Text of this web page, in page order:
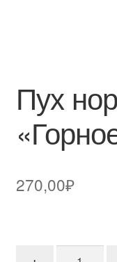
Пух
270,00₽